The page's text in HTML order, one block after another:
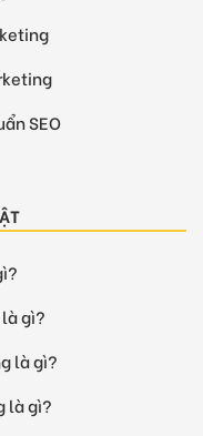
SEO
gì?
là gì?
là gì?